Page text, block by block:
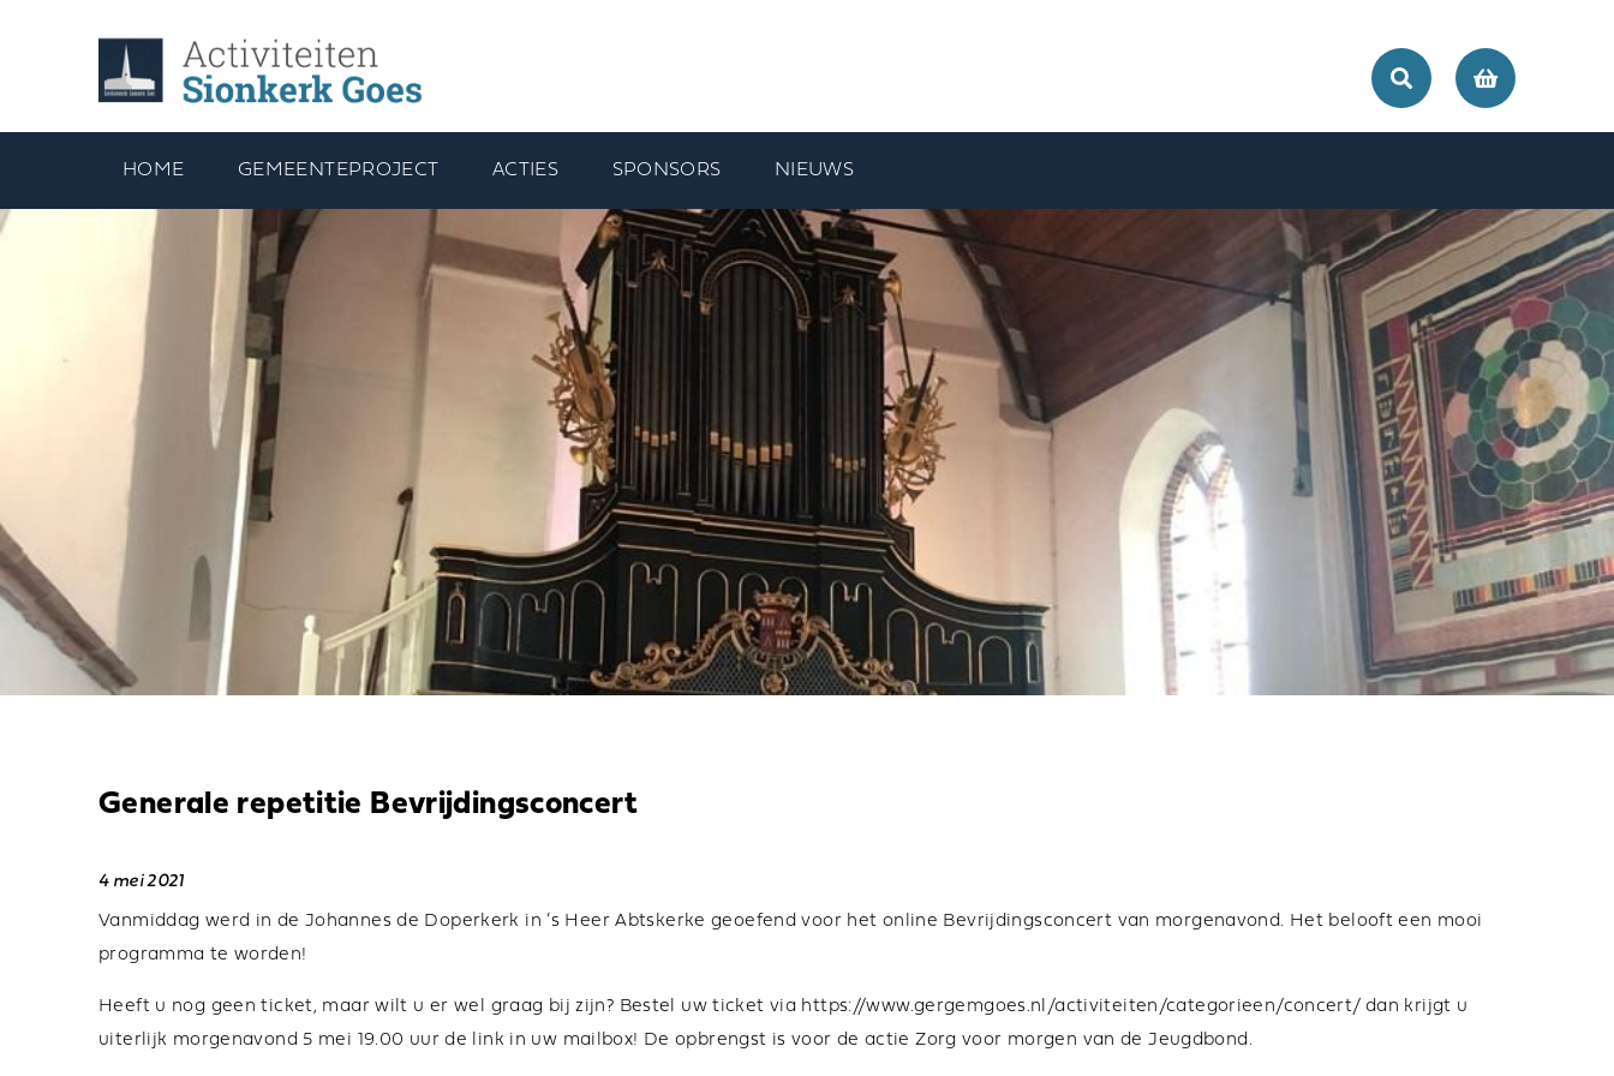
HOME GEMEENTEPROJECT ACTIES SPONSORS NIEUWS
Generale repetitie Bevrijdingsconcert
4 mei 2021
Vanmiddag werd in de Johannes de Doperkerk in ’s Heer Abtskerke geoefend voor het online Bevrijdingsconcert van morgenavond. Het belooft een mooi
programma te worden!
Heeft u nog geen ticket, maar wilt u er wel graag bij zijn? Bestel uw ticket via https://www.gergemgoes.nl/activiteiten/categorieen/concert/ dan krijgt u
uiterlijk morgenavond 5 mei 19.00 uur de link in uw mailbox! De opbrengst is voor de actie Zorg voor morgen van de Jeugdbond.